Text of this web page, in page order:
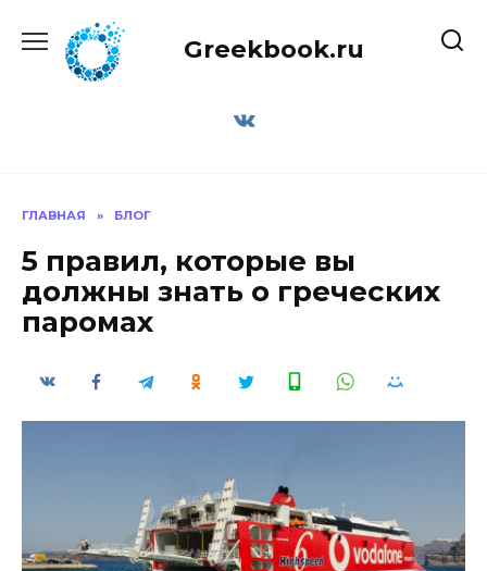
содержанию
Greekbook.ru
ГЛАВНАЯ » БЛОГ
5 правил, которые вы
должны знать о греческих
паромах